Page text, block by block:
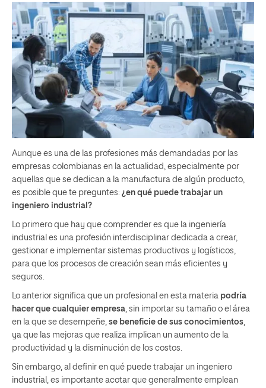
Aunque es una de las profesiones más demandadas por las
empresas colombianas en la actualidad, especialmente por
aquellas que se dedican a la manufactura de algún producto,
es posible que te preguntes: ¿en qué puede trabajar un
ingeniero industrial?
Lo primero que hay que comprender es que la ingeniería
industrial es una profesión interdisciplinar dedicada a crear,
gestionar e implementar sistemas productivos y logísticos,
para que los procesos de creación sean más eficientes y
seguros.
Lo anterior significa que un profesional en esta materia podría
hacer que cualquier empresa , sin importar su tamaño o el área
en la que se desempeñe, se beneficie de sus conocimientos
ya que las mejoras que realiza implican un aumento de la
productividad y la disminución de los costos.
Sin embargo, al definir en qué puede trabajar un ingeniero
industrial, es importante acotar que generalmente emplean